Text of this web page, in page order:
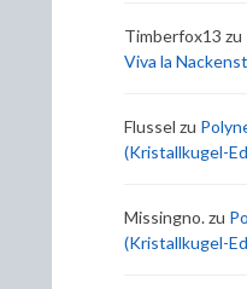
Timberfox13 zu
Viva la
Flussel zu
(Kristallkugel-
Missingno.zu
(Kristallkugel-